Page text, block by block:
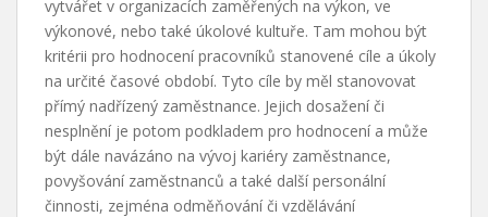
vytvářet v organizacích zaměřených na výkon, ve
výkonové, nebo také úkolové kultuře. Tam mohou být
kritérii pro hodnocení pracovníků stanovené cíle a úkoly
na určité časové období. Tyto cíle by měl stanovovat
přímý nadřízený zaměstnance. Jejich dosažení či
nesplnění je potom podkladem pro hodnocení a může
být dále navázáno na vývoj kariéry zaměstnance,
povyšování zaměstnanců a také další personální
činnosti, zejména odměňování či vzdělávání